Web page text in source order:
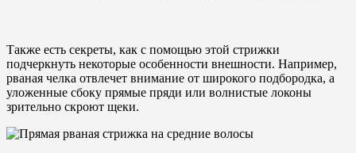
Также есть секреты, как с помощью этой стрижки
подчеркнуть некоторые особенности внешности. Например,
рваная челка отвлечет внимание от широкого подбородка, а
уложенные сбоку прямые пряди или волнистые локоны
зрительно скроют щеки.